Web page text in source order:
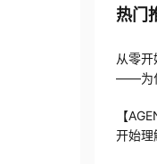
热门
从零
——为
【
开始